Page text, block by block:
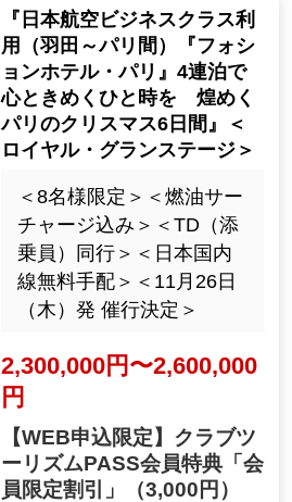
『日本航空ビジネスクラス利
用（羽田～パリ間）『フォシ
ョンホテル・パリ』4連泊で
心ときめくひと時を 煌めく
パリのクリスマス6日間』＜
ロイヤル・グランステージ＞
＜8名様限定＞＜燃油サー
チャージ込み＞＜TD（添
乗員）同行＞＜日本国内
線無料手配＞＜11月26日
（木）発 催行決定＞
2,300,000円〜2,600,000
円
【WEB申込限定】クラブツ
ーリズムPASS会員特典「会
員限定割引」
（3,000円）